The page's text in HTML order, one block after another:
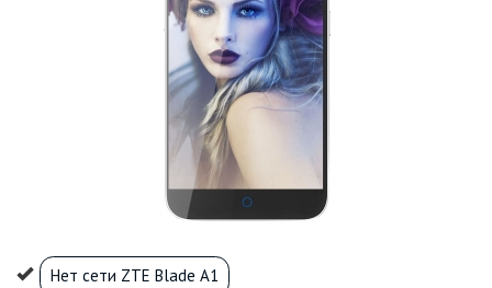
Нет сети ZTE Blade A1